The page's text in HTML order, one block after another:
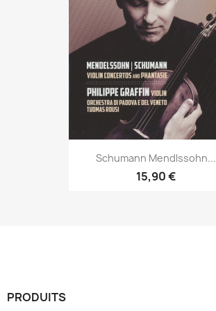
Schumann Mendlssohn...
15,90 €
PRODUITS